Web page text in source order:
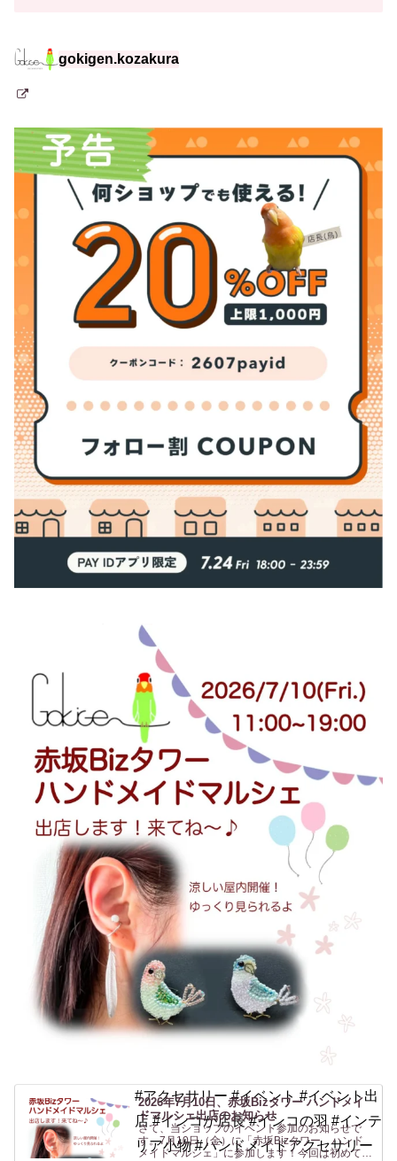
gokigen.kozakura
2026年7月10日、赤坂Bizタワー ハンドメイ
ドマルシェ出店のお知らせ
さて、当ショップのイベント参加のお知らせで
す。7月10日（金）に「赤坂Bizタワー ハンド
メイドマルシェ」に参加します！今回は初めての
#アクセサリー #イベント #イベント出
店 #インコが店長 #インコの羽 #インテ
リア小物 #ハンドメイドアクセサリー